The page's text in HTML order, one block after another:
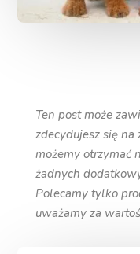
Ten post może
zdecydujesz się na
możemy
żadnych
Polecamy tylko
uważamy za